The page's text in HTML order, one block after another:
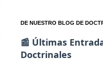
DE NUESTRO BLOG DE
📰 Últimas
Doctrinales